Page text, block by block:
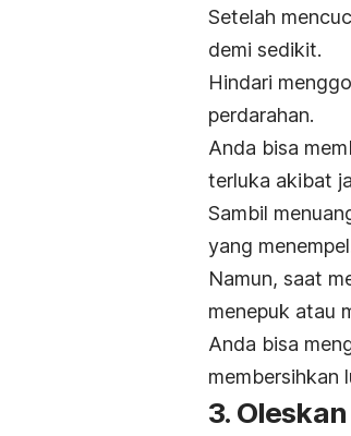
Setelah
demi sedikit.
Hindari
perdarahan.
Anda bisa
terluka akibat
Sambil
yang
Namun, saat
menepuk atau
Anda bisa
membersihkan
3.